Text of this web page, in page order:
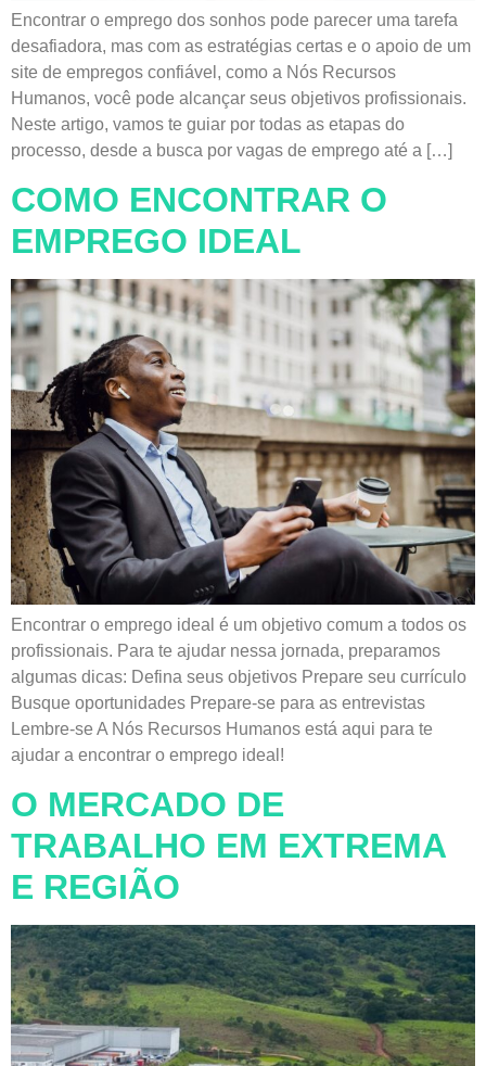
Encontrar o emprego dos sonhos pode parecer uma tarefa
desafiadora, mas com as estratégias certas e o apoio de um
site de empregos confiável, como a Nós Recursos
Humanos, você pode alcançar seus objetivos profissionais.
Neste artigo, vamos te guiar por todas as etapas do
processo, desde a busca por vagas de emprego até a […]
COMO ENCONTRAR O
EMPREGO IDEAL
Encontrar o emprego ideal é um objetivo comum a todos os
profissionais. Para te ajudar nessa jornada, preparamos
algumas dicas: Defina seus objetivos Prepare seu currículo
Busque oportunidades Prepare-se para as entrevistas
Lembre-se A Nós Recursos Humanos está aqui para te
ajudar a encontrar o emprego ideal!
O MERCADO DE
TRABALHO EM EXTREMA
E REGIÃO